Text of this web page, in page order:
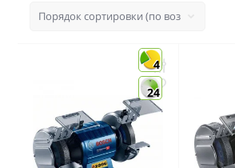
4
24